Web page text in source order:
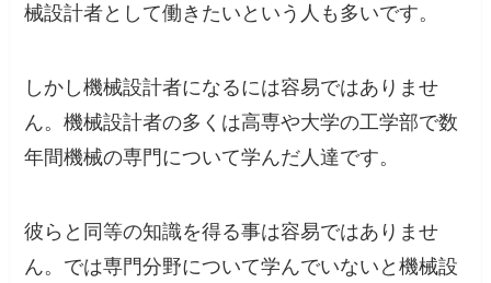
械設計者として働きたいという人も多いです。
しかし機械設計者になるには容易ではありませ
ん。機械設計者の多くは高専や大学の工学部で数
年間機械の専門について学んだ人達です。
彼らと同等の知識を得る事は容易ではありませ
ん。では専門分野について学んでいないと機械設